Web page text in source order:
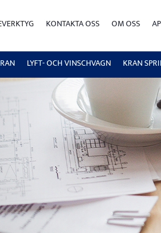
KONTAKTA OSS OM OSS
LYFT- OCH VINSCHVAGN KRAN